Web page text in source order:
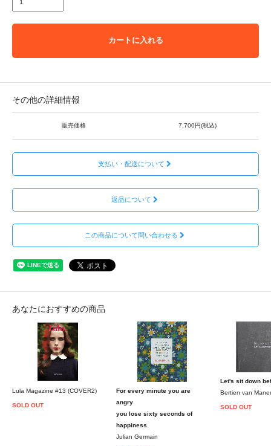
カートに入れる
その他の詳細情報
販売価格 7,700円(税込)
支払い・配送について
返品について
この商品について問い合わせる
あなたにおすすめの商品
Lula Magazine #13 (COVER2)
SOLD OUT
For every minute you are
angry
you lose sixty seconds of
happiness
Julian Germain
Let's sit down
Bertien van
SOLD OUT